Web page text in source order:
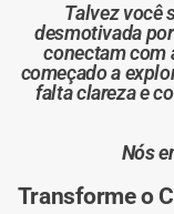
Talvez você
desmotivada
conectam com
começado a
falta clareza e
Nós
Transforme o